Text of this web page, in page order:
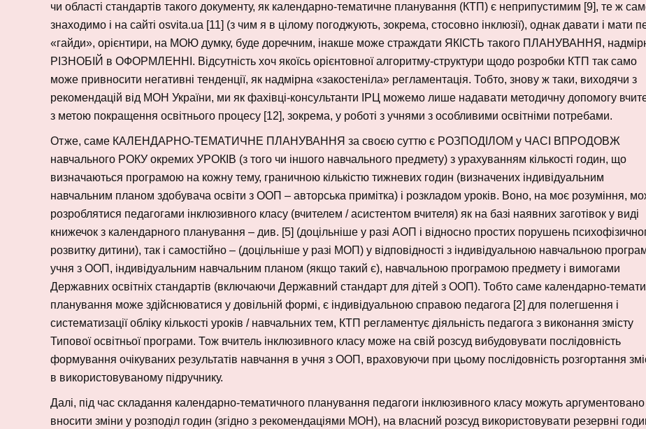
чи області стандартів такого документу, як календарно-тематичне планування (КТП) є неприпустимим [9], те ж
знаходимо і на сайті osvita.ua [11] (з чим я в цілому погоджують, зокрема, стосовно інклюзії), однак давати і мати
«гайди», орієнтири, на МОЮ думку, буде доречним, інакше може страждати ЯКІСТЬ такого ПЛАНУВАННЯ,
РІЗНОБІЙ в ОФОРМЛЕННІ. Відсутність хоч якоїсь орієнтовної алгоритму-структури щодо розробки КТП так само
може привносити негативні тенденції, як надмірна «закостеніла» регламентація. Тобто, знову ж таки, виходячи з
рекомендацій від МОН України, ми як фахівці-консультанти ІРЦ можемо лише надавати методичну допомогу
з метою покращення освітнього процесу [12], зокрема, у роботі з учнями з особливими освітніми потребами.
Отже, саме КАЛЕНДАРНО-ТЕМАТИЧНЕ ПЛАНУВАННЯ за своєю суттю є РОЗПОДІЛОМ у ЧАСІ ВПРОДОВЖ
навчального РОКУ окремих УРОКІВ (з того чи іншого навчального предмету) з урахуванням кількості годин, що
визначаються програмою на кожну тему, граничною кількістю тижневих годин (визначених індивідуальним
навчальним планом здобувача освіти з ООП – авторська примітка) і розкладом уроків. Воно, на моє розуміння,
розроблятися педагогами інклюзивного класу (вчителем / асистентом вчителя) як на базі наявних заготівок у виді
книжечок з календарного планування – див. [5] (доцільніше у разі АОП і відносно простих порушень
розвитку дитини), так і самостійно – (доцільніше у разі МОП) у відповідності з індивідуальною навчальною
учня з ООП, індивідуальним навчальним планом (якщо такий є), навчальною програмою предмету і вимогами
Державних освітніх стандартів (включаючи Державний стандарт для дітей з ООП). Тобто саме календарно-
планування може здійснюватися у довільній формі, є індивідуальною справою педагога [2] для полегшення і
систематизації обліку кількості уроків / навчальних тем, КТП регламентує діяльність педагога з виконання змісту
Типової освітньої програми. Тож вчитель інклюзивного класу може на свій розсуд вибудовувати послідовність
формування очікуваних результатів навчання в учня з ООП, враховуючи при цьому послідовність розгортання
в використовуваному підручнику.
Далі, під час складання календарно-тематичного планування педагоги інклюзивного класу можуть аргументовано
вносити зміни у розподіл годин (згідно з рекомендаціями МОН), на власний розсуд використовувати резервні